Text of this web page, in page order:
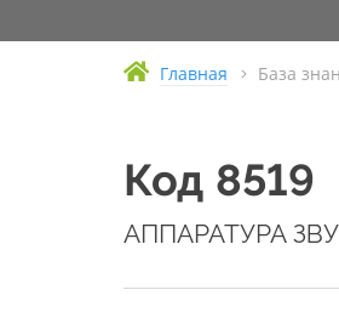
Главная База
Код 8519
АППАРАТУРА